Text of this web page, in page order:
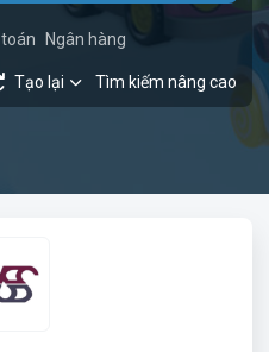
toán Ngân hàng
Tạo lại Tìm kiếm nâng cao